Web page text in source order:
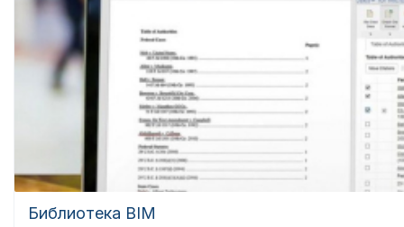
Библиотека BIM